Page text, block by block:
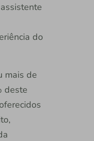
do
mais de
deste